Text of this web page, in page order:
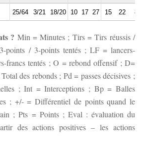
25/64 3/21 18/20 10 17 27 15 22 8
? Min = Minutes ; Tirs = Tirs réussis /
points / 3-points tentés ; LF = lancers-
francs tentés ; O = rebond offensif ; D=
des rebonds ; Pd = passes décisives ;
; Int = Interceptions ; Bp = Balles
; +/- = Différentiel de points quand le
; Pts = Points ; Eval : évaluation du
des actions positives – les actions